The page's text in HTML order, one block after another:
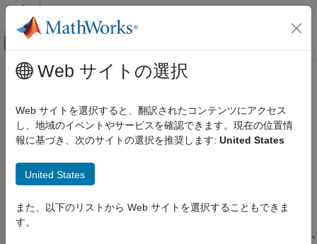
コンテンツへスキップ
オフキャンバス ナビゲーション メ
ドキュメンテーションのホーム
航空宇宙、防衛
UAV Toolbox
直方体シナリオ シミュレーション
open
項目一覧
メインコンテンツ
open
UnrealEditor を開く
構文
説明
この機能には、これらのアドオンのいずれか
Web サイトの選択
Web サイトを選択すると、翻訳されたコンテンツにアクセス
し、地域のイベントやサービスを確認できます。現在の位置情
報に基づき、次のサイトの選択を推奨します: United States
United States
また、以下のリストから Web サイトを選択することもできま
す。